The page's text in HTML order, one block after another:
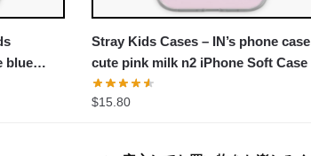
blue
Stray Kids Cases – IN’s phone case
cute pink milk n2 iPhone Soft Case
$15.80